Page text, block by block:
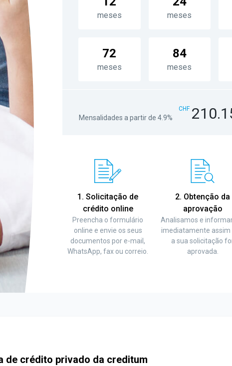
meses meses
72
meses
84
meses
Mensalidades a partir de 4.9%
CHF
1. Solicitação de
crédito online
Preencha o formulário
online e envie os seus
documentos por e-mail,
WhatsApp, fax ou correio.
2. Obtenção da
aprovação
Analisamos e
imediatamente assim
a sua solicitação
aprovada.
de crédito privado da creditum